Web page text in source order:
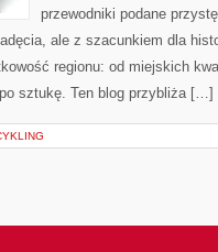
przewodniki podane
ale z szacunkiem dla
regionu: od miejskich
sztukę. Ten blog przybliża […]